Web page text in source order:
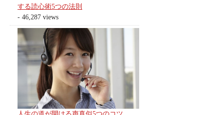
する読心術5つの法則
- 46,287 views